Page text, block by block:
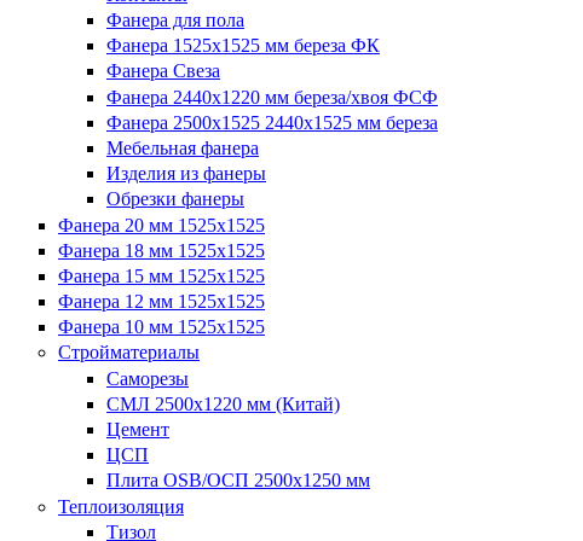
Фанера для пола
Фанера 1525x1525 мм береза ФК
Фанера Свеза
Фанера 2440x1220 мм береза/хвоя ФСФ
Фанера 2500x1525 2440x1525 мм береза
Мебельная фанера
Изделия из фанеры
Обрезки фанеры
Фанера 20 мм 1525х1525
Фанера 18 мм 1525х1525
Фанера 15 мм 1525х1525
Фанера 12 мм 1525х1525
Фанера 10 мм 1525х1525
Стройматериалы
Саморезы
СМЛ 2500х1220 мм (Китай)
Цемент
ЦСП
Плита OSB/ОСП 2500х1250 мм
Теплоизоляция
Тизол